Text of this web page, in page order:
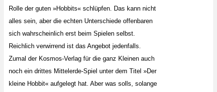
Rolle der guten »Hobbits« schlüpfen. Das kann nicht
alles sein, aber die echten Unterschiede offenbaren
sich wahrscheinlich erst beim Spielen selbst.
Reichlich verwirrend ist das Angebot jedenfalls.
Zumal der Kosmos-Verlag für die ganz Kleinen auch
noch ein drittes Mittelerde-Spiel unter dem Titel »Der
kleine Hobbit« aufgelegt hat. Aber was solls, solange